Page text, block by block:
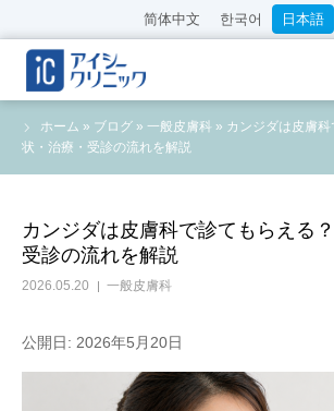
简体中文 한국어 日本語
ホーム » ブログ » 一般皮膚科 » カンジダは皮膚
状・治療・受診の流れを解説
カンジダは皮膚科で診てもらえる
受診の流れを解説
2026.05.20 一般皮膚科
公開日: 2026年5月20日
クリニック紹介
診療内容
WEB予約
料金表
アクセス